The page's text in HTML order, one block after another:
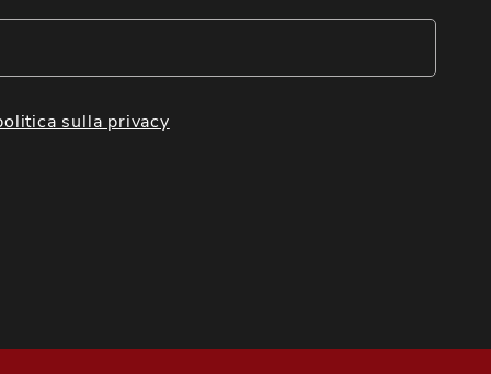
sulla privacy